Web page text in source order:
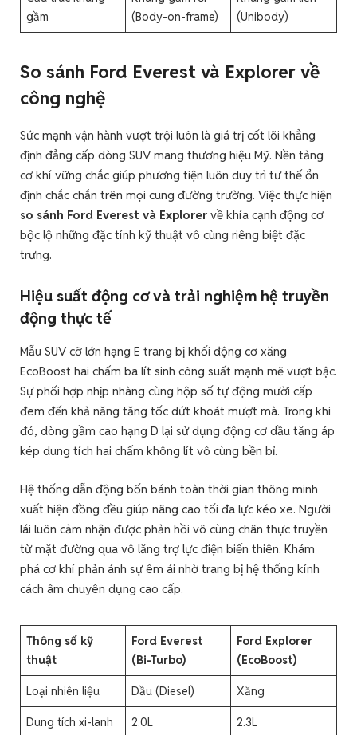
gầm
(Body-on-frame)
(Unibody)
So sánh Ford Everest và Explorer về
công nghệ
Sức mạnh vận hành vượt trội luôn là giá trị cốt lõi khẳng
định đẳng cấp dòng SUV mang thương hiệu Mỹ. Nền tảng
cơ khí vững chắc giúp phương tiện luôn duy trì tư thế ổn
định chắc chắn trên mọi cung đường trường. Việc thực hiện
so sánh Ford Everest và Explorer về khía cạnh động cơ
bộc lộ những đặc tính kỹ thuật vô cùng riêng biệt đặc
trưng.
Hiệu suất động cơ và trải nghiệm hệ truyền
động thực tế
Mẫu SUV cỡ lớn hạng E trang bị khối động cơ xăng
EcoBoost hai chấm ba lít sinh công suất mạnh mẽ vượt bậc.
Sự phối hợp nhịp nhàng cùng hộp số tự động mười cấp
đem đến khả năng tăng tốc dứt khoát mượt mà. Trong khi
đó, dòng gầm cao hạng D lại sử dụng động cơ dầu tăng áp
kép dung tích hai chấm không lít vô cùng bền bỉ.
Hệ thống dẫn động bốn bánh toàn thời gian thông minh
xuất hiện đồng đều giúp nâng cao tối đa lực kéo xe. Người
lái luôn cảm nhận được phản hồi vô cùng chân thực truyền
từ mặt đường qua vô lăng trợ lực điện biến thiên. Khám
phá cơ khí phản ánh sự êm ái nhờ trang bị hệ thống kính
cách âm chuyên dụng cao cấp.
Thông số kỹ
thuật
Ford Everest
(Bi-Turbo)
Ford Explorer
(EcoBoost)
Loại nhiên liệu Dầu (Diesel) Xăng
Dung tích xi-lanh 2.0L 2.3L